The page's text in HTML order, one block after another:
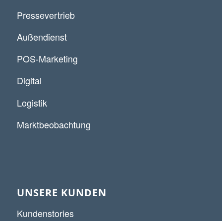
Pressevertrieb
Außendienst
POS-Marketing
Digital
Logistik
Marktbeobachtung
UNSERE KUNDEN
Kundenstories